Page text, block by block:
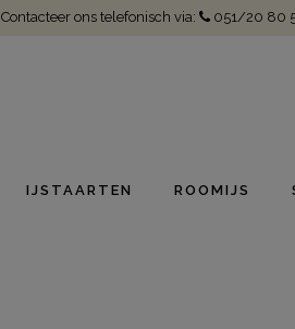
Contacteer ons telefonisch via: 051/20 80
IJSTAARTEN ROOMIJS